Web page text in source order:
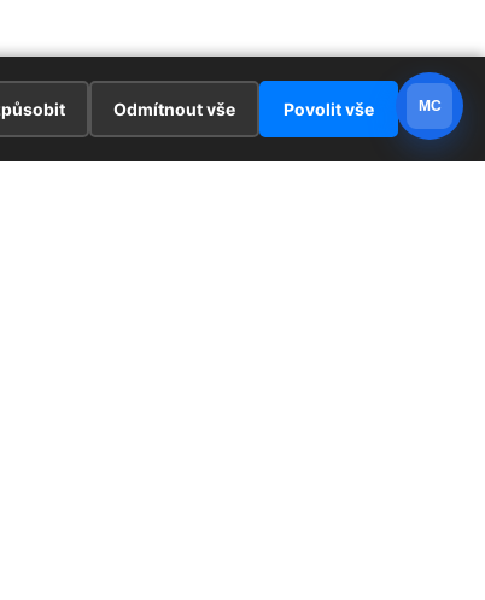
Odmítnout vše Povolit vše MC